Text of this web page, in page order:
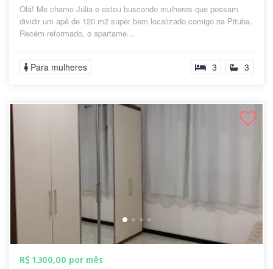
Olá! Me chamo Júlia e estou buscando mulheres que possam
dividir um apê de 120 m2 super bem localizado comigo na Pituba.
Recém reformado, o apartame...
Para mulheres 3 3
R$ 1.300,00 por mês